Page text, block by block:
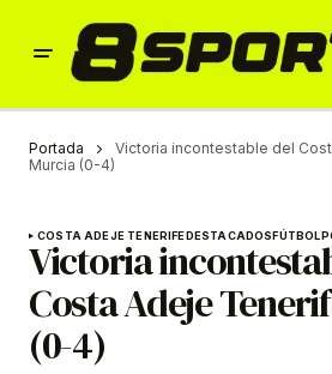
Portada
Victoria incontestable del
Murcia (0-4)
COSTA ADEJE TENERIFEDESTACADOSFÚTBOL
Victoria
Costa Adeje
(0-4)